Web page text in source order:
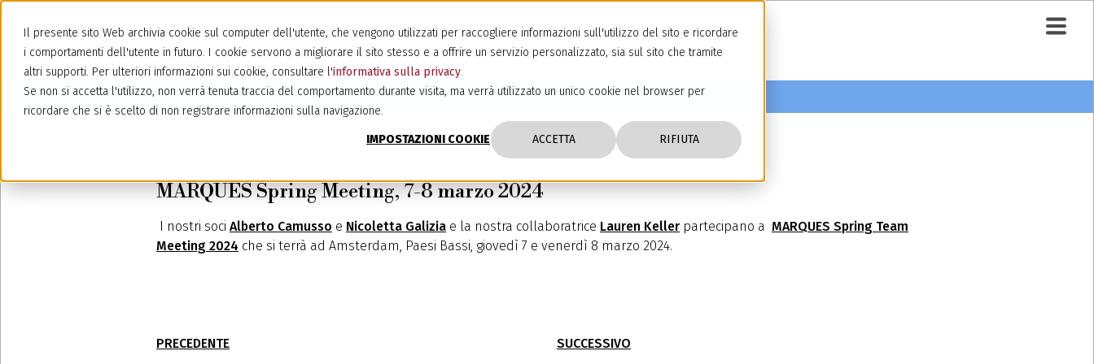
Il presente sito Web archivia cookie sul computer dell'utente, che vengono utilizzati per raccogliere informazioni sull'utilizzo del sito e ricordare
i comportamenti dell'utente in futuro. I cookie servono a migliorare il sito stesso e a offrire un servizio personalizzato, sia sul sito che tramite
altri supporti. Per ulteriori informazioni sui cookie, consultare l'informativa sulla privacy.
Se non si accetta l'utilizzo, non verrà tenuta traccia del comportamento durante visita, ma verrà utilizzato un unico cookie nel browser per
ricordare che si è scelto di non registrare informazioni sulla navigazione.
IMPOSTAZIONI COOKIE ACCETTA RIFIUTA
MARQUES Spring Meeting, 7-8 marzo 2024
I nostri soci Alberto Camusso e Nicoletta Galizia e la nostra collaboratrice Lauren Keller partecipano a MARQUES Spring Team
Meeting 2024 che si terrà ad Amsterdam, Paesi Bassi, giovedì 7 e venerdì 8 marzo 2024.
PRECEDENTE SUCCESSIVO